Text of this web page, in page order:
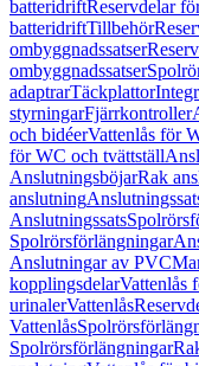
batteridriftReservdelar
batteridriftTillbehör
ombyggnadssatser
ombyggnadssatser
adaptrarTäckplattor
styrningarFjärrkontroller
och bidéerVattenlås för
för WC och tvättställ
AnslutningsböjarRak
anslutning
Anslutningssats
Spolrörsförlängningar
Anslutningar av PVC
kopplingsdelarVattenlås
urinalerVattenlås
Vattenlås
Spolrörsförlängningar